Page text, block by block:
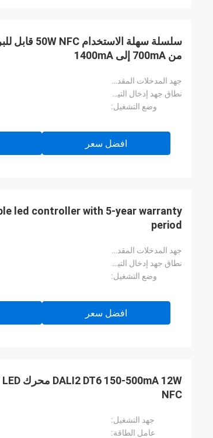
من 700mA إلى 1400mA
جهد المدخلات المقدرة:
نطاق جهد إدخال التيار المستمر:
وضع التشغيل:
افضل سعر
period
جهد المدخلات المقدرة:
نطاق جهد إدخال التيار المستمر:
وضع التشغيل:
افضل سعر
NFC
جهد التشغيل:
عامل الطاقة: